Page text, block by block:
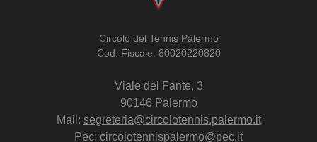
Circolo del Tennis Palermo
Cod. Fiscale: 80020220820
Viale del Fante, 3
90146 Palermo
Mail: segreteria@circolotennis.palermo.it
Pec: circolotennispalermo@pec.it